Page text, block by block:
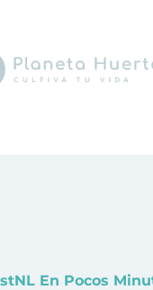
En Pocos